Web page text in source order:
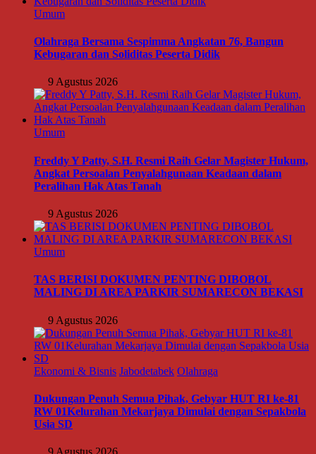
Umum
Olahraga Bersama Sespimma Angkatan 76, Bangun
Kebugaran dan Soliditas Peserta Didik
9 Agustus 2026
Umum
Freddy Y Patty, S.H. Resmi Raih Gelar Magister Hukum,
Angkat Persoalan Penyalahgunaan Keadaan dalam
Peralihan Hak Atas Tanah
9 Agustus 2026
Umum
TAS BERISI DOKUMEN PENTING DIBOBOL
MALING DI AREA PARKIR SUMARECON BEKASI
9 Agustus 2026
Ekonomi & Bisnis Jabodetabek Olahraga
Dukungan Penuh Semua Pihak, Gebyar HUT RI ke-81
RW 01Kelurahan Mekarjaya Dimulai dengan Sepakbola
Usia SD
9 Agustus 2026